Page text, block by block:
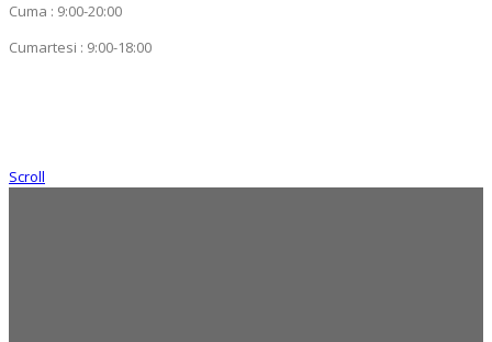
Cuma : 9:00-20:00
Cumartesi : 9:00-18:00
Scroll